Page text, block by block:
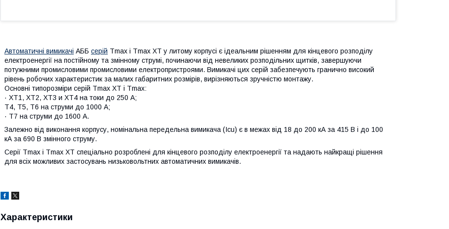
Автоматичні вимикачі AББ серій Tmax і Tmax XT у литому корпусі є ідеальним рішенням для кінцевого розподілу
електроенергії на постійному та змінному струмі, починаючи від невеликих розподільних щитків, завершуючи
потужними промисловими промисловими електропристроями. Вимикачі цих серій забезпечують гранично високий
рівень робочих характеристик за малих габаритних розмірів, вирізняються зручністю монтажу.
Основні типорозміри серій Tmax XT і Tmax:
· XT1, XT2, XT3 и XT4 на токи до 250 А;
T4, T5, T6 на струми до 1000 А;
· T7 на струми до 1600 А.
Залежно від виконання корпусу, номінальна передельна вимикача (Icu) є в межах від 18 до 200 кА за 415 В і до 100
кА за 690 В змінного струму.
Серії Tmax і Tmax XT спеціально розроблені для кінцевого розподілу електроенергії та надають найкращі рішення
для всіх можливих застосувань низьковольтних автоматичних вимикачів.
Характеристики